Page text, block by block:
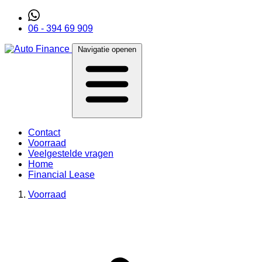
06 - 394 69 909
Navigatie openen
Contact
Voorraad
Veelgestelde vragen
Home
Financial Lease
Voorraad